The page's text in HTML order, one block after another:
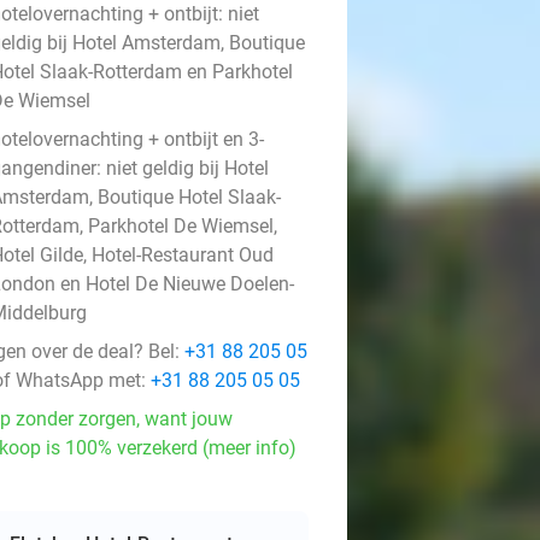
+ ontbijt: niet
bij Hotel Amsterdam, Boutique
Slaak-Rotterdam en Parkhotel
Wiemsel
+ ontbijt en 3-
niet geldig bij Hotel
Boutique Hotel Slaak-
Parkhotel De Wiemsel,
Gilde, Hotel-Restaurant Oud
en Hotel De Nieuwe Doelen-
over de deal? Bel: +31 88 205 05
WhatsApp met: +31 88 205 05 05
zonder zorgen, want jouw
is 100% verzekerd (meer info)